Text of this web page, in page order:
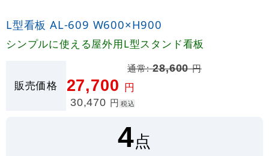
L型看板 AL-609 W600×H900
シンプルに使える屋外用L型スタンド看板
販売価格
通常:28,600円
27,700 円
30,470 円 税込
4点